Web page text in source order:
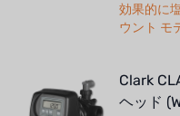
効果的に
ウント モ
Clark
ヘッド